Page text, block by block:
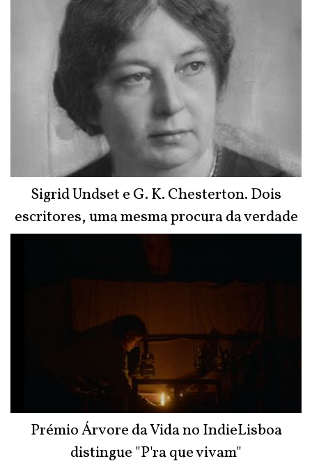
Sigrid Undset e G. K. Chesterton. Dois
escritores, uma mesma procura da verdade
Prémio Árvore da Vida no IndieLisboa
distingue "P'ra que vivam"